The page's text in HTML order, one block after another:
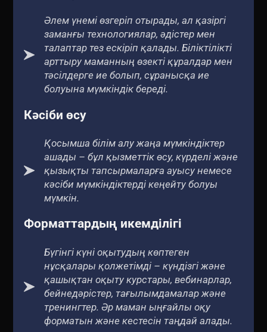
Әлем үнемі өзгеріп отырады, ал қазіргі
заманғы технологиялар, әдістер мен
талаптар тез ескіріп қалады. Біліктілікті
арттыру маманның өзекті құралдар мен
тәсілдерге ие болып, сұранысқа ие
болуына мүмкіндік береді.
Кәсіби өсу
Қосымша білім алу жаңа мүмкіндіктер
ашады – бұл қызметтік өсу, күрделі және
қызықты тапсырмаларға ауысу немесе
кәсіби мүмкіндіктерді кеңейту болуы
мүмкін.
Форматтардың икемділігі
Бүгінгі күні оқытудың көптеген
нұсқалары қолжетімді – күндізгі және
қашықтан оқыту курстары, вебинарлар,
бейнедәрістер, тағылымдамалар және
тренингтер. Әр маман ыңғайлы оқу
форматын және кестесін таңдай алады.